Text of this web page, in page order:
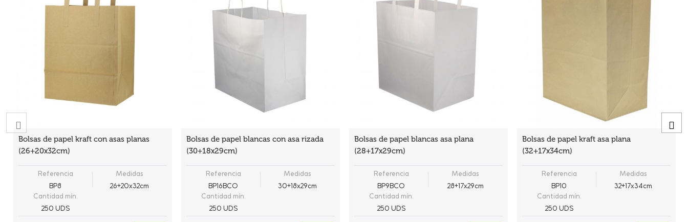
Bolsas de papel kraft con asas planas
(26+20x32cm)
Referencia
BP8
Medidas
26+20x32cm
Cantidad mín.
250 UDS
Bolsas de papel blancas con asa rizada
(30+18x29cm)
Referencia
BP16BCO
Medidas
30+18x29cm
Cantidad mín.
250 UDS
Bolsas de papel blancas asa plana
(28+17x29cm)
Referencia
BP9BCO
Medidas
28+17x29cm
Cantidad mín.
250 UDS
Bolsas de papel kraft asa plana
(32+17x34cm)
Referencia
BP10
Medidas
32+17x34cm
Cantidad mín.
250 UDS